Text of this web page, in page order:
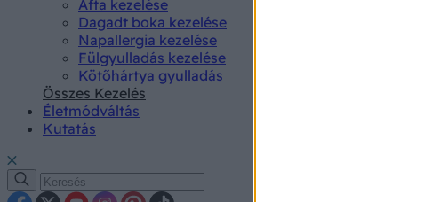
Afta kezelése
Dagadt boka kezelése
Napallergia kezelése
Fülgyulladás kezelése
Kötőhártya gyulladás
Összes Kezelés
Életmódváltás
Kutatás